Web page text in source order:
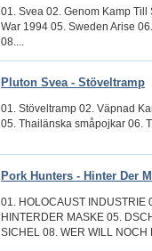
01. Svea 02. Genom Kamp Till
War 1994 05. Sweden Arise
08....
Pluton Svea - Stöveltramp
01. Stöveltramp 02. Väpnad
05. Thailänska småpojkar 06.
Pork Hunters - Hinter Der
01. HOLOCAUST INDUSTRIE
HINTERDER MASKE 05.
SICHEL 08. WER WILL NOCH